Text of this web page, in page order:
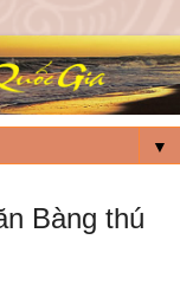
▼
Bàng thú